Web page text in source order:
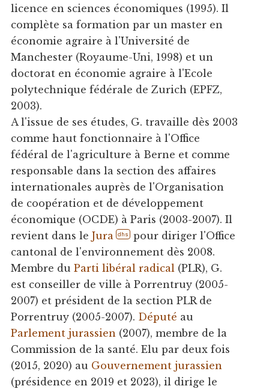
licence en sciences économiques (1995). Il
complète sa formation par un master en
économie agraire à l'Université de
Manchester (Royaume-Uni, 1998) et un
doctorat en économie agraire à l'Ecole
polytechnique fédérale de Zurich (EPFZ,
2003).
A l'issue de ses études, G. travaille dès 2003
comme haut fonctionnaire à l'Office
fédéral de l'agriculture à Berne et comme
responsable dans la section des affaires
internationales auprès de l'Organisation
de coopération et de développement
économique (OCDE) à Paris (2003-2007). Il
revient dans le Jura dhs pour diriger l'Office
cantonal de l'environnement dès 2008.
Membre du Parti libéral radical(PLR), G.
est conseiller de ville à Porrentruy (2005-
2007) et président de la section PLR de
Porrentruy (2005-2007). Député au
Parlement jurassien (2007), membre de la
Commission de la santé. Elu par deux fois
(2015, 2020) au Gouvernement jurassien
(présidence en 2019 et 2023), il dirige le